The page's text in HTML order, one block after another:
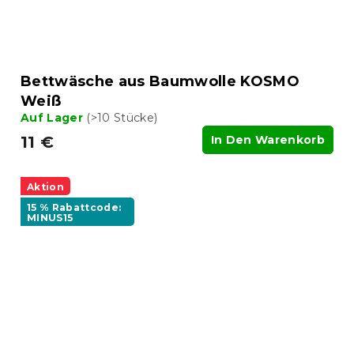
Bettwäsche aus Baumwolle KOSMO
Weiß
Auf Lager (>10 Stücke)
11 € In Den Warenkorb
Aktion
15 % Rabattcode:
MINUS15